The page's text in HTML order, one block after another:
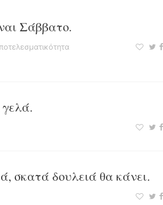
Σάββατο.
σκατά δουλειά θα κάνει.